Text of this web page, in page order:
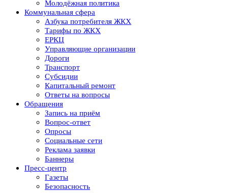
Молодёжная политика
Коммунальная сфера
Азбука потребителя ЖКХ
Тарифы по ЖКХ
ЕРКЦ
Управляющие организации
Дороги
Транспорт
Субсидии
Капитальный ремонт
Ответы на вопросы
Обращения
Запись на приём
Вопрос-ответ
Опросы
Социальные сети
Реклама заявки
Баннеры
Пресс-центр
Газеты
Безопасность